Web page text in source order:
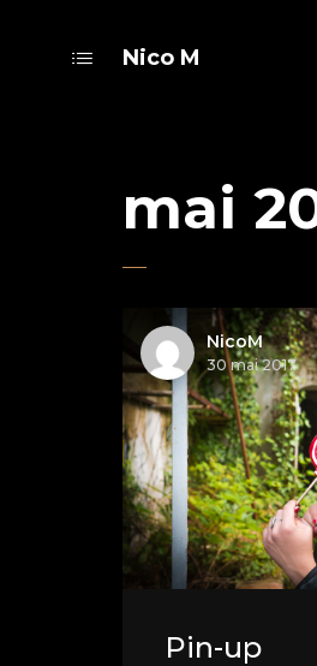
Nico M
mai
NicoM
30 mai 2017
Pin-up